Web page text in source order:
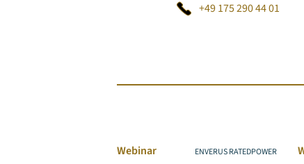
+49 175 290 44 01
Webinar ENVERUS RATEDPOWER